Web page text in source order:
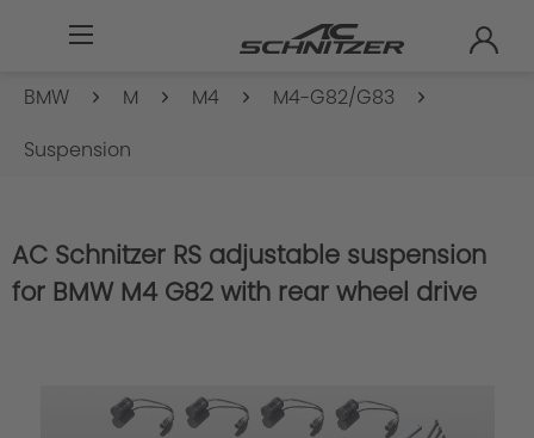
BMW M M4
M4-G82/G83
Suspension
AC Schnitzer RS adjustable suspension
for BMW M4 G82 with rear wheel drive